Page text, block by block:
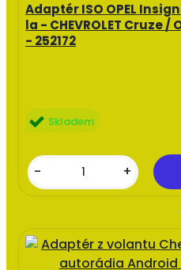
Adaptér ISO OPEL
la - CHEVROLET Cruze
- 252172
Skladem
- +